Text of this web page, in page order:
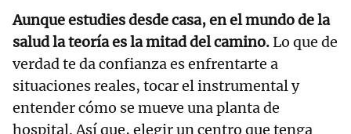
​Aunque estudies desde casa, en el mundo de la
salud la teoría es la mitad del camino.Lo que de
verdad te da confianza es enfrentarte a
situaciones reales, tocar el instrumental y
entender cómo se mueve una planta de
hospital. Así que, elegir un centro que tenga